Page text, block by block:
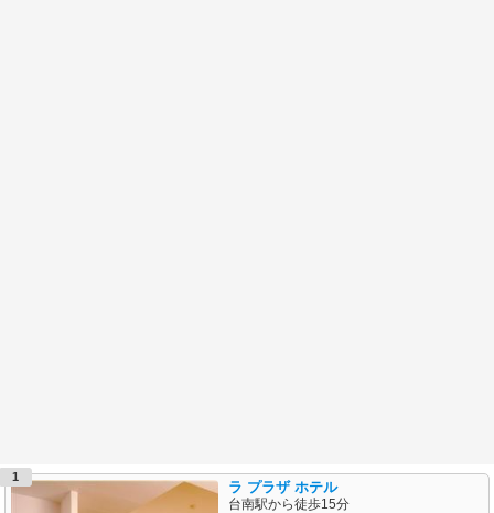
1
ラ プラザ ホテル
台南駅から徒歩15分